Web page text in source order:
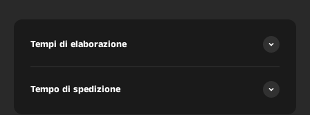
Tempi di elaborazione
Tempo di spedizione